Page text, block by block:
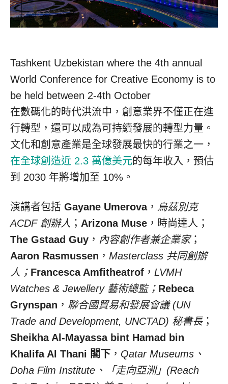
Tashkent Uzbekistan where the 4th annual
World Conference for Creative Economy is to
be held between 2-4th October
在數碼化的時代洪流中，創意業界不僅正在進
行轉型，還可以成為可持續發展的轉型力量。
文化和創意產業是全球發展最快的行業之一，
在全球創造近 2.3 萬億美元的每年收入，預估
到 2030 年將增加至 10%。
演講者包括 Gayane Umerova， 烏茲別克
ACDF 創辦人 ； Arizona Muse ，時尚達人；
The Gstaad Guy ， 內容創作者兼企業家；
Aaron Rasmussen ， Masterclass 共同創辦
人； Francesca Amfitheatrof ， LVMH
Watches & Jewellery 藝術總監； Rebeca
Grynspan ， 聯合國貿易和發展會議 (UN
Trade and Development, UNCTAD) 秘書長；
Sheikha Al-Mayassabint Hamad bin
Khalifa Al Thani 閣下 ， Qatar Museums、
Doha Film Institute、「走向亞洲」(Reach